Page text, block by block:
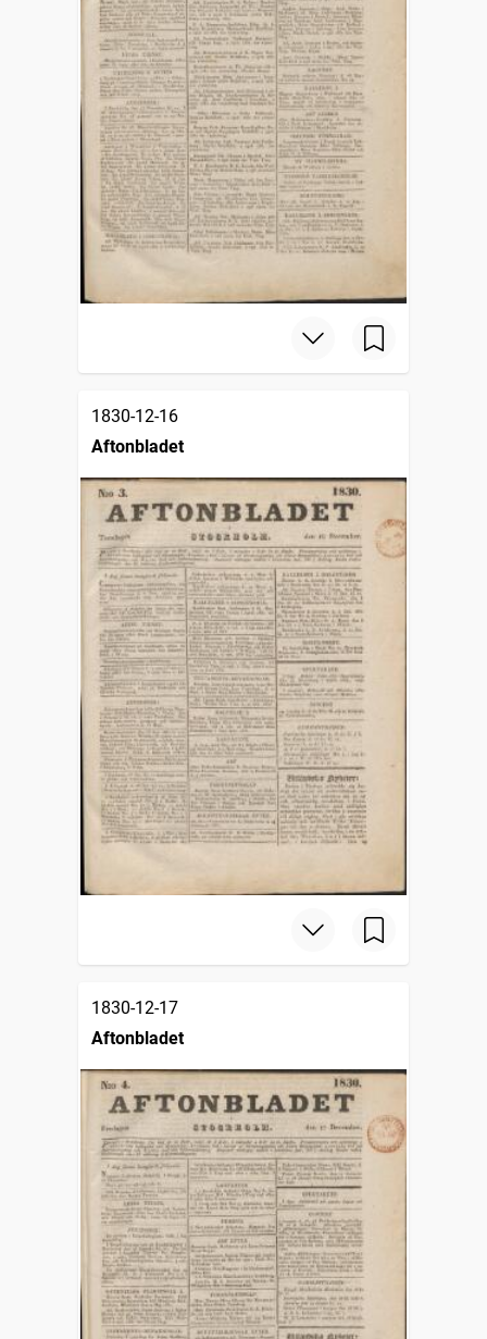
1830-12-16
Aftonbladet
1830-12-17
Aftonbladet